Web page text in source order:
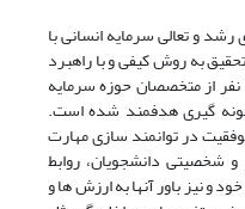
و تعالی سرمایه انسانی با
به روش کیفی و با راهبرد
گراندد تئوری و از طریق مصاحبه با 17 نفر از متخصصان حوزه سرمایه
گیری هدفمند شده است.
در توانمند سازی مهارت
شخصیتی دانشجویان، روابط
و نیز باور آنها به ارزش ها و